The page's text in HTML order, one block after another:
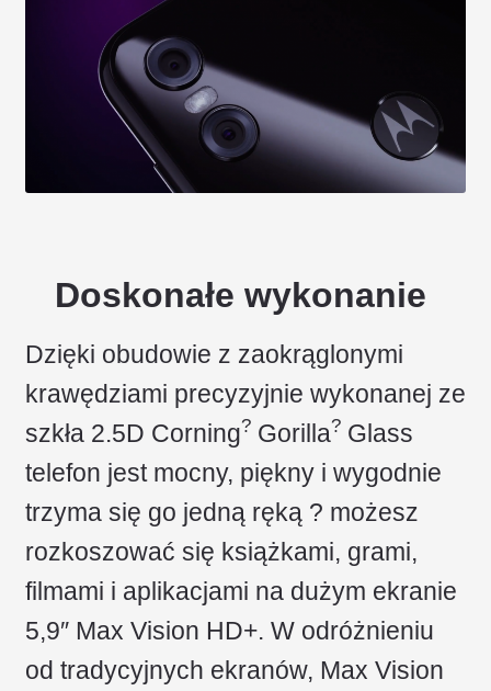
Doskonałe wykonanie
Dzięki obudowie z zaokrąglonymi
krawędziami precyzyjnie wykonanej ze
szkła 2.5D Corning?Gorilla?Glass
telefon jest mocny, piękny i wygodnie
trzyma się go jedną ręką ? możesz
rozkoszować się książkami, grami,
filmami i aplikacjami na dużym ekranie
5,9″ Max Vision HD+. W odróżnieniu
od tradycyjnych ekranów, Max Vision